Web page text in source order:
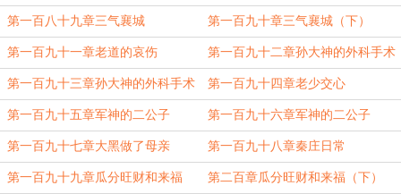
脸！
第一百八十九章三气襄城 第一百九十章三气襄城（下）
第一百九十一章老道的哀伤 第一百九十二章孙大神的外科手术
（上）
第一百九十三章孙大神的外科手术
（下）
第一百九十四章老少交心
第一百九十五章军神的二公子
（上）
第一百九十六章军神的二公子
（下）
第一百九十七章大黑做了母亲 第一百九十八章秦庄日常
第一百九十九章瓜分旺财和来福 第二百章瓜分旺财和来福（下）